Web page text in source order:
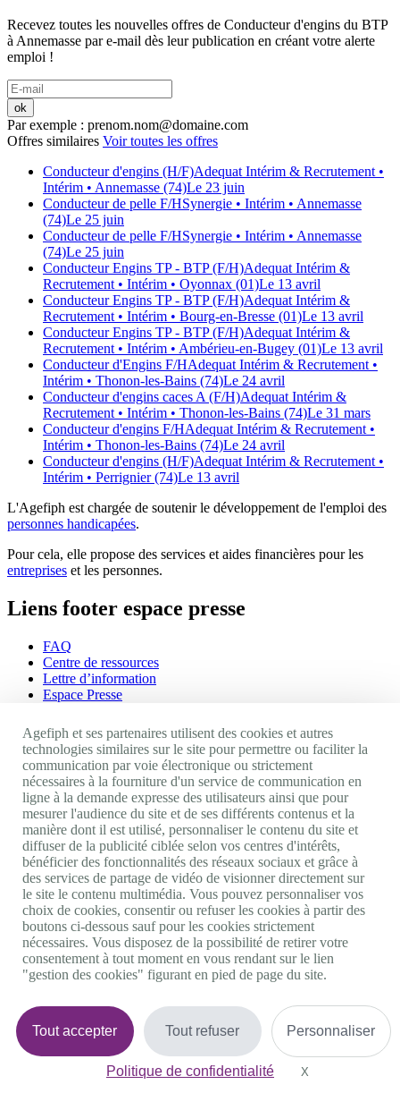
Recevez toutes les nouvelles offres de Conducteur d'engins du BTP
à Annemasse par e-mail dès leur publication en créant votre alerte
emploi !
ok
Par exemple : prenom.nom@domaine.com
Offres similaires Voir toutes les offres
Conducteur d'engins (H/F)Adequat Intérim & Recrutement •
Intérim • Annemasse (74)Le 23 juin
Conducteur de pelle F/HSynergie • Intérim • Annemasse
(74)Le 25 juin
Conducteur de pelle F/HSynergie • Intérim • Annemasse
(74)Le 25 juin
Conducteur Engins TP - BTP (F/H)Adequat Intérim &
Recrutement • Intérim • Oyonnax (01)Le 13 avril
Conducteur Engins TP - BTP (F/H)Adequat Intérim &
Recrutement • Intérim • Bourg-en-Bresse (01)Le 13 avril
Conducteur Engins TP - BTP (F/H)Adequat Intérim &
Recrutement • Intérim • Ambérieu-en-Bugey (01)Le 13 avril
Conducteur d'Engins F/HAdequat Intérim & Recrutement •
Intérim • Thonon-les-Bains (74)Le 24 avril
Conducteur d'engins caces A (F/H)Adequat Intérim &
Recrutement • Intérim • Thonon-les-Bains (74)Le 31 mars
Conducteur d'engins F/HAdequat Intérim & Recrutement •
Intérim • Thonon-les-Bains (74)Le 24 avril
Conducteur d'engins (H/F)Adequat Intérim & Recrutement •
Intérim • Perrignier (74)Le 13 avril
L'Agefiph est chargée de soutenir le développement de l'emploi des
personnes handicapées.
Pour cela, elle propose des services et aides financières pour les
entreprises et les personnes.
Liens footer espace presse
FAQ
Centre de ressources
Lettre d’information
Espace Presse
Appels d'offres
CGU
Mentions légales
Politique cookies
Accessibilité : non conforme
Nos autres sites
Site portail Agefiph
Activateur de progrès
Handinnov
Innovation et recherche
Université du RRH
Service AppuiPro
Youtube
Linkedin
Agefiph et ses partenaires utilisent des cookies et autres
technologies similaires sur le site pour permettre ou faciliter la
communication par voie électronique ou strictement
nécessaires à la fourniture d'un service de communication en
ligne à la demande expresse des utilisateurs ainsi que pour
mesurer l'audience du site et de ses différents contenus et la
manière dont il est utilisé, personnaliser le contenu du site et
diffuser de la publicité ciblée selon vos centres d'intérêts,
bénéficier des fonctionnalités des réseaux sociaux et grâce à
des services de partage de vidéo de visionner directement sur
le site le contenu multimédia. Vous pouvez personnaliser vos
choix de cookies, consentir ou refuser les cookies à partir des
boutons ci-dessous sauf pour les cookies strictement
nécessaires. Vous disposez de la possibilité de retirer votre
consentement à tout moment en vous rendant sur le lien
"gestion des cookies" figurant en pied de page du site.
Tout accepter Tout refuser Personnaliser
Politique de confidentialité X